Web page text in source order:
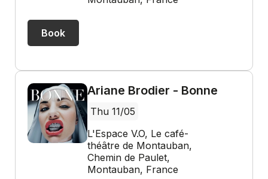
Book
Ariane Brodier - Bonne
Thu 11/05
L'Espace V.O, Le café-
théâtre de Montauban,
Chemin de Paulet,
Montauban, France